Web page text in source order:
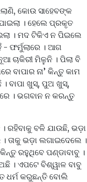
କୋଉ ସାହେବଙ୍କ
। ହେଲେ ପ୍ରକୃତ
। ମଦ ଟିକିଏ ନ ପିଇଲେ
ଫର୍ମୁଲାରେ । ଆଗ
ଚାକିରୀ ମିଳୁନି । ପିଲା ବି
ବାପାର ନା’ କିନ୍ତୁ କାମ
। ବାପା ଖୁସ୍‌, ପୁଅ ଖୁସ୍‌,
। ଭଗବାନ ନ କରନ୍ତୁ
ରହିବାକୁ ବଳି ଯାଉଛି, ଭଡ଼ା
ତାକୁ ଭଡ଼ା ଲଗାଇଦେଲେ ।
ରହୁଥିବେ ପଣ୍ଡାବାବୁ ।
। ଏପଟେ ବିଶ୍ୱାଳ ବାବୁ
ଧର୍ମ କରୁଛନ୍ତି ବୋଲି